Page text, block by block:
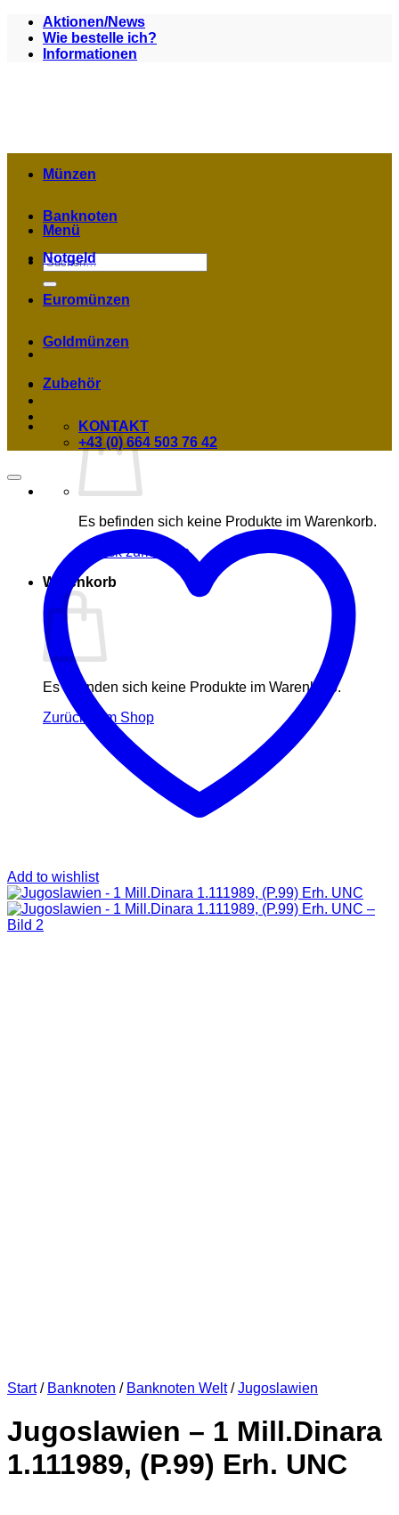
Zum
Inhalt
springen
Aktionen/News
Wie bestelle ich?
Informationen
Menü
Suchen
nach:
Es befinden sich keine Produkte im Warenkorb.
Zurück zum Shop
Warenkorb
Es befinden sich keine Produkte im Warenkorb.
Zurück zum Shop
Münzen
Banknoten
Notgeld
Euromünzen
Goldmünzen
Zubehör
KONTAKT
+43 (0) 664 503 76 42
Add to wishlist
Start / Banknoten / Banknoten Welt / Jugoslawien
Jugoslawien – 1 Mill.Dinara
1.111989, (P.99) Erh. UNC